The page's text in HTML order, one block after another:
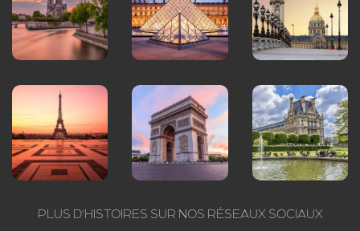
PLUS D’HISTOIRES SUR NOS RÉSEAUX SOCIAUX